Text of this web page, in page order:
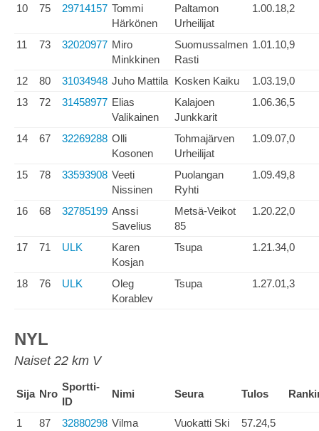
10 75 29714157 Tommi
Härkönen
Paltamon
Urheilijat
1.00.18,2
11 73 32020977 Miro
Minkkinen
Suomussalmen
Rasti
1.01.10,9
12 80 31034948 Juho Mattila Kosken Kaiku
1.03.19,0
13
72 31458977 Elias
Valikainen
Kalajoen
Junkkarit
1.06.36,5
14 67 32269288 Olli
Kosonen
Tohmajärven
Urheilijat
1.09.07,0
15 78 33593908 Veeti
Nissinen
Puolangan
Ryhti
1.09.49,8
16 68 32785199 Anssi
Savelius
Metsä-Veikot
85
1.20.22,0
17 71 ULK
Karen
Kosjan
Tsupa 1.21.34,0
18 76 ULK
Oleg
Korablev
Tsupa 1.27.01,3
NYL
Naiset 22 km V
Sija Nro
Sportti-
ID
Nimi Seura Tulos
1 87 32880298 Vilma
Vuokatti Ski
57.24,5